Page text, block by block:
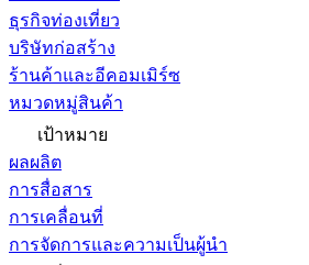
ธุรกิจท่องเที่ยว
บริษัทก่อสร้าง
ร้านค้าและอีคอมเมิร์ซ
หมวดหมู่สินค้า
เป้าหมาย
ผลผลิต
การสื่อสาร
การเคลื่อนที่
การจัดการและความเป็นผู้นำ